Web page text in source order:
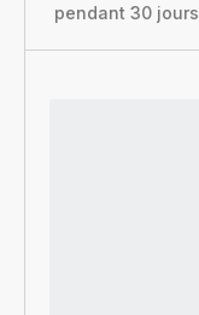
pendant 30 jours